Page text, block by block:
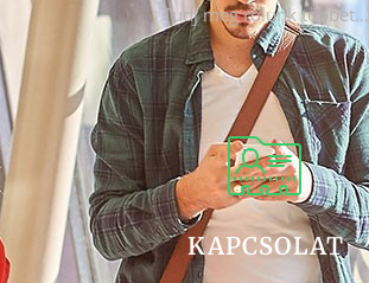
Tudj meg rólunk többet…
KAPCSOLAT